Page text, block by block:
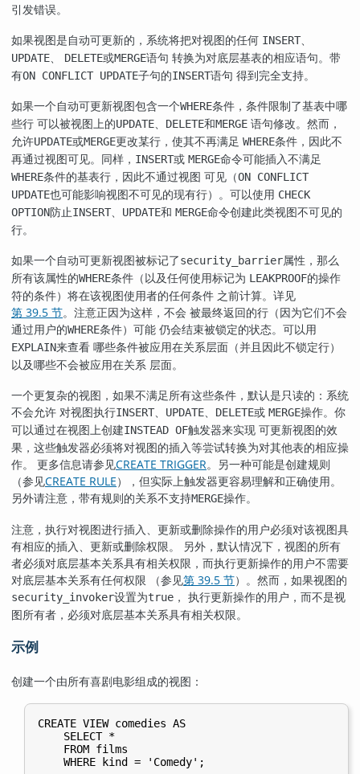
引发错误。
如果视图是自动可更新的，系统将把对视图的任何 INSERT
UPDATE DELETE或MERGE语句 转换为对底层基表的相应语句。带
有ON CONFLICT UPDATE子句的INSERT语句 得到完全支持。
如果一个自动可更新视图包含一个WHERE条件，条件限制了基表中哪
些行 可以被视图上的UPDATE、 DELETE和MERGE 语句修改。然而，
允许UPDATE或MERGE更改某行，使其不再满足 WHERE条件，因此不
再通过视图可见。同样， INSERT或 MERGE命令可能插入不满足
WHERE条件的基表行，因此不通过视图 可见（ON CONFLICT
UPDATE也可能影响视图不可见的现有行）。可以使用 CHECK
OPTION防止INSERT、 UPDATE和 MERGE命令创建此类视图不可见的
行。
如果一个自动可更新视图被标记了security_barrier属性，那么
所有该属性的WHERE条件（以及任何使用标记为 LEAKPROOF的操作
符的条件）将在该视图使用者的任何条件 之前计算。详见
第 39.5 节。注意正因为这样，不会 被最终返回的行（因为它们不会
通过用户的WHERE条件）可能 仍会结束被锁定的状态。可以用
EXPLAIN来查看 哪些条件被应用在关系层面（并且因此不锁定行）
以及哪些不会被应用在关系 层面。
一个更复杂的视图，如果不满足所有这些条件，默认是只读的：系统
不会允许 对视图执行INSERT、 UPDATE、 DELETE或 MERGE操作。你
可以通过在视图上创建INSTEAD OF触发器来实现 可更新视图的效
果，这些触发器必须将对视图的插入等尝试转换为对其他表的相应操
作。 更多信息请参见CREATE TRIGGER。另一种可能是创建规则
（参见CREATE RULE），但实际上触发器更容易理解和正确使用。
另外请注意，带有规则的关系不支持MERGE操作。
注意，执行对视图进行插入、更新或删除操作的用户必须对该视图具
有相应的插入、更新或删除权限。 另外，默认情况下，视图的所有
者必须对底层基本关系具有相关权限，而执行更新操作的用户不需要
对底层基本关系有任何权限 （参见第 39.5 节）。然而，如果视图的
security_invoker设置为true ， 执行更新操作的用户，而不是视
图所有者，必须对底层基本关系具有相关权限。
示例
创建一个由所有喜剧电影组成的视图：
CREATE VIEW comedies AS
    SELECT *
    FROM films